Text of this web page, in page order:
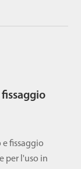
fissaggio
per l'uso in